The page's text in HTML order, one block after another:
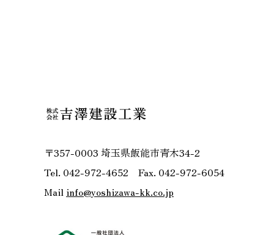
〒357-0003 埼玉県飯能市青木34-2
Tel. 042-972-4652 Fax. 042-972-6054
Mail info@yoshizawa-kk.co.jp